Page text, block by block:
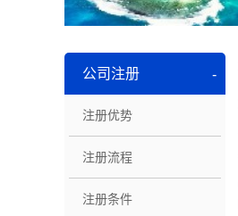
公司注册
注册优势
注册流程
注册条件